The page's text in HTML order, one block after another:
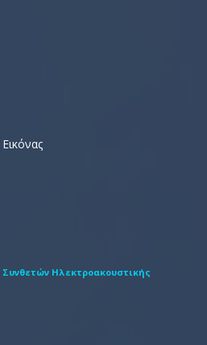
Hλεκτροακουστικής